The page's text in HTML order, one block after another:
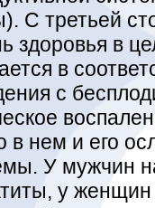
С третьей
здоровья в
в
с
в нем и его
У мужчин
у